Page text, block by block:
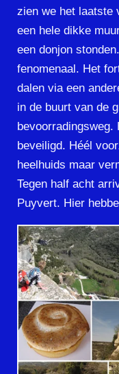
zien we het laatste
een hele dikke
een donjon
fenomenaal. Het
dalen via een
in de buurt van de
beveiligd. Héél
heelhuids maar
Tegen half acht
Puyvert. Hier